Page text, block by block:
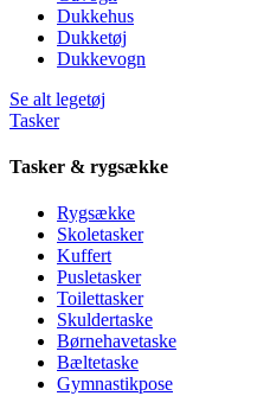
Dukkehus
Dukketøj
Dukkevogn
Se alt legetøj
Tasker
Tasker & rygsække
Rygsække
Skoletasker
Kuffert
Pusletasker
Toilettasker
Skuldertaske
Børnehavetaske
Bæltetaske
Gymnastikpose